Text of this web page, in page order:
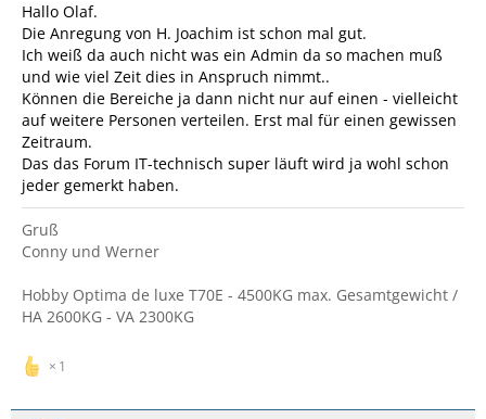
Hallo Olaf.
Die Anregung von H. Joachim ist schon mal gut.
Ich weiß da auch nicht was ein Admin da so machen muß
und wie viel Zeit dies in Anspruch nimmt..
Können die Bereiche ja dann nicht nur auf einen - vielleicht
auf weitere Personen verteilen. Erst mal für einen gewissen
Zeitraum.
Das das Forum IT-technisch super läuft wird ja wohl schon
jeder gemerkt haben.
Gruß
Conny und Werner
Hobby Optima de luxe T70E - 4500KG max. Gesamtgewicht /
HA 2600KG - VA 2300KG
1